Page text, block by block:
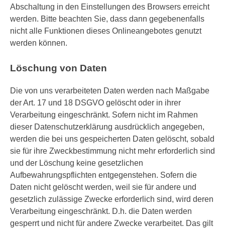
Abschaltung in den Einstellungen des Browsers erreicht
werden. Bitte beachten Sie, dass dann gegebenenfalls
nicht alle Funktionen dieses Onlineangebotes genutzt
werden können.
Löschung von Daten
Die von uns verarbeiteten Daten werden nach Maßgabe
der Art. 17 und 18 DSGVO gelöscht oder in ihrer
Verarbeitung eingeschränkt. Sofern nicht im Rahmen
dieser Datenschutzerklärung ausdrücklich angegeben,
werden die bei uns gespeicherten Daten gelöscht, sobald
sie für ihre Zweckbestimmung nicht mehr erforderlich sind
und der Löschung keine gesetzlichen
Aufbewahrungspflichten entgegenstehen. Sofern die
Daten nicht gelöscht werden, weil sie für andere und
gesetzlich zulässige Zwecke erforderlich sind, wird deren
Verarbeitung eingeschränkt. D.h. die Daten werden
gesperrt und nicht für andere Zwecke verarbeitet. Das gilt